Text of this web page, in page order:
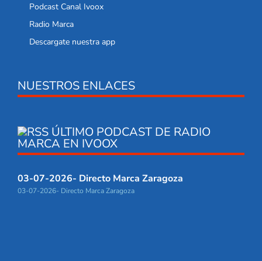
Podcast Canal Ivoox
Radio Marca
Descargate nuestra app
NUESTROS ENLACES
ÚLTIMO PODCAST DE RADIO
MARCA EN IVOOX
03-07-2026- Directo Marca Zaragoza
03-07-2026- Directo Marca Zaragoza